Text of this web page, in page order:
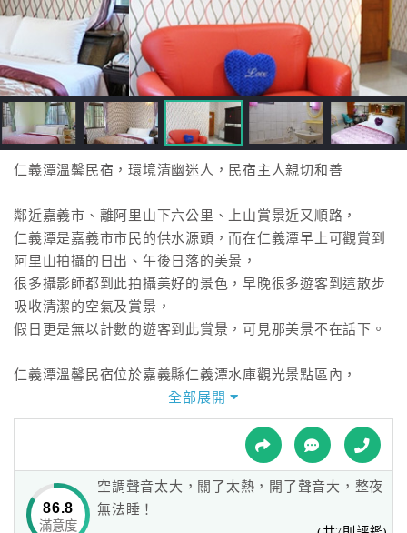
直
接
跟
店
訂
HOT
特
色
民
宿
球
網
仁義潭溫馨民宿，環境清幽迷人，民宿主人親切和善
鄰近嘉義市、離阿里山下六公里、上山賞景近又順路，
仁義潭是嘉義市市民的供水源頭，而在仁義潭早上可觀賞到
阿里山拍攝的日出、午後日落的美景，
很多攝影師都到此拍攝美好的景色，早晚很多遊客到這散步
吸收清潔的空氣及賞景，
假日更是無以計數的遊客到此賞景，可見那美景不在話下。
仁義潭溫馨民宿位於嘉義縣仁義潭水庫觀光景點區內，
來這裡住宿的您，可以感受到民宿主人的親切與純樸，以及
環境的清幽迷人！
喜歡美景嗎？那您絕不能錯過讓人目不暇給的美麗日出晨
許多遊客來到這裡，除了放鬆心情、呼吸新鮮空氣外，還可
以漫步在堤岸大壩上，享受浪漫！
全部展開
86.8
滿意度
空調聲音太大，關了太熱，開了聲音大，整夜
無法睡！